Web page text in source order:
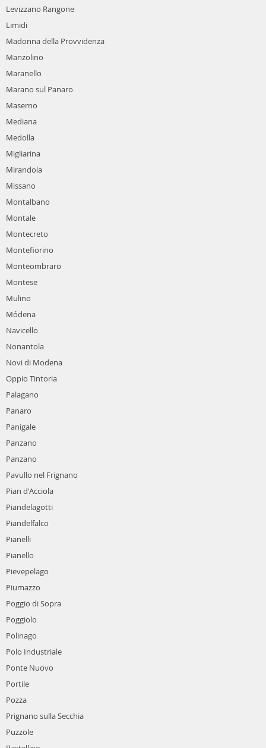
Levizzano Rangone
Limidi
Madonna della Provvidenza
Manzolino
Maranello
Marano sul Panaro
Maserno
Mediana
Medolla
Migliarina
Mirandola
Missano
Montalbano
Montale
Montecreto
Montefiorino
Monteombraro
Montese
Mulino
Módena
Navicello
Nonantola
Novi di Modena
Oppio Tintoria
Palagano
Panaro
Panigale
Panzano
Panzano
Pavullo nel Frignano
Pian d'Acciola
Piandelagotti
Piandelfalco
Pianelli
Pianello
Pievepelago
Piumazzo
Poggio di Sopra
Poggiolo
Polinago
Polo Industriale
Ponte Nuovo
Portile
Pozza
Prignano sulla Secchia
Puzzole